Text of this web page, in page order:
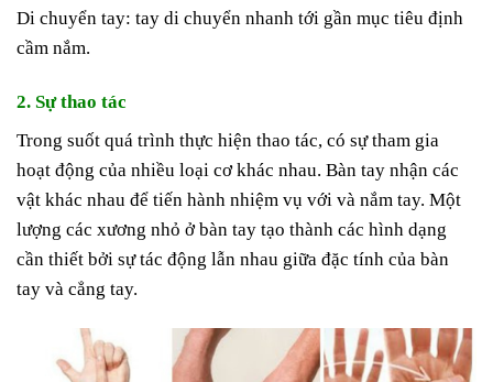
Di chuyển tay: tay di chuyển nhanh tới gần mục tiêu định
cầm nắm.
2. Sự thao tác
Trong suốt quá trình thực hiện thao tác, có sự tham gia
hoạt động của nhiều loại cơ khác nhau. Bàn tay nhận các
vật khác nhau để tiến hành nhiệm vụ với và nắm tay. Một
lượng các xương nhỏ ở bàn tay tạo thành các hình dạng
cần thiết bởi sự tác động lẫn nhau giữa đặc tính của bàn
tay và cẳng tay.